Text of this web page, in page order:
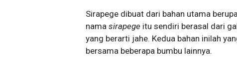
Sirapege dibuat dari bahan utama
nama sirapege itu sendiri berasal dari
yang berarti jahe. Kedua bahan inilah
bersama beberapa bumbu lainnya.